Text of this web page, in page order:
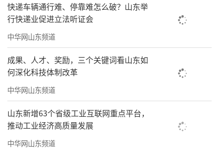
快递车辆通行难、停靠难怎么破？山东举
行快递业促进立法听证会
中华网山东频道
成果、人才、奖励，三个关键词看山东如
何深化科技体制改革
中华网山东频道
山东新增63个省级工业互联网重点平台，
推动工业经济高质量发展
中华网山东频道